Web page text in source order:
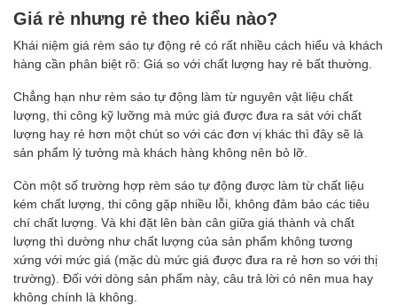
Giá rẻ nhưng rẻ theo kiểu nào?
Khái niệm giá rèm sáo tự động rẻ có rất nhiều cách hiểu và khách
hàng cần phân biệt rõ: Giá so với chất lượng hay rẻ bất thường.
Chẳng hạn như rèm sáo tự động làm từ nguyên vật liệu chất
lượng, thi công kỹ lưỡng mà mức giá được đưa ra sát với chất
lượng hay rẻ hơn một chút so với các đơn vị khác thì đây sẽ là
sản phẩm lý tưởng mà khách hàng không nên bỏ lỡ.
Còn một số trường hợp rèm sáo tự động được làm từ chất liệu
kém chất lượng, thi công gặp nhiều lỗi, không đảm bảo các tiêu
chí chất lượng. Và khi đặt lên bàn cân giữa giá thành và chất
lượng thì dường như chất lượng của sản phẩm không tương
xứng với mức giá (mặc dù mức giá được đưa ra rẻ hơn so với thị
trường). Đối với dòng sản phẩm này, câu trả lời có nên mua hay
không chính là không.